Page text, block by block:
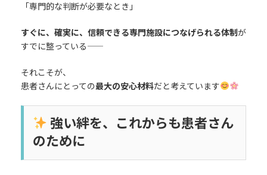
「専門的な判断が必要なとき」
すぐに、確実に、信頼できる専門施設につなげられる体制が
すでに整っている――
それこそが、
患者さんにとっての最大の安心材料だと考えています
強い絆を、これからも患者さん
のために